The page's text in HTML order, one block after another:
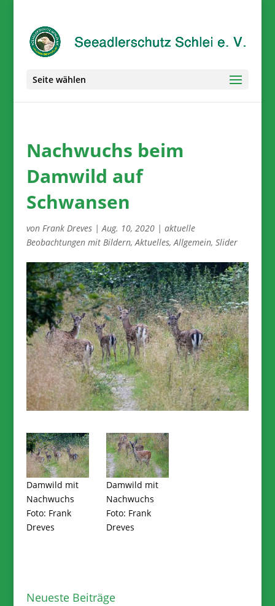
Seite wählen
Nachwuchs beim
Damwild auf
Schwansen
von Frank Dreves|Aug. 10, 2020| aktuelle
Beobachtungen mit Bildern,Aktuelles,Allgemein, Slider
Damwild mit
Nachwuchs
Foto: Frank
Dreves
Damwild mit
Nachwuchs
Foto: Frank
Dreves
Neueste Beiträge